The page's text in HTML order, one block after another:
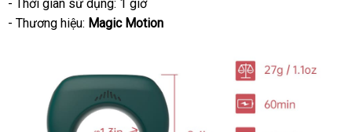
- Thời gian sử dụng: 1 giờ
- Thương hiệu: Magic Motion